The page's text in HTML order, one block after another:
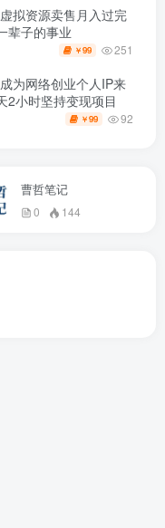
拟资源卖售月入过完
辈子的事业
￥99 251
为网络创业个人IP来
2小时坚持变现项目
￥99 92
曹哲笔记
0 144